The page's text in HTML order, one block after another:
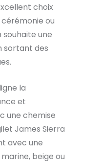
choix
ou
souhaite une
sortant des
la
et
une chemise
James Sierra
avec une
beige ou